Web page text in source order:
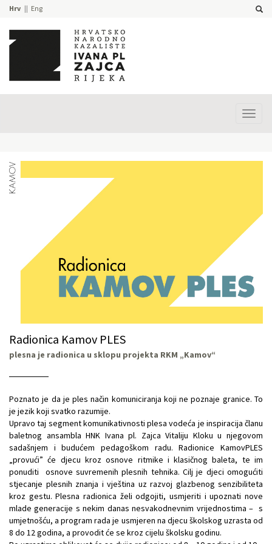
Hrv Eng
Radionica Kamov PLES
plesna je radionica u sklopu projekta RKM „Kamov“
Poznato je da je ples način komuniciranja koji ne poznaje granice. To
je jezik koji svatko razumije.
Upravo taj segment komunikativnosti plesa vodeća je inspiracija članu
baletnog ansambla HNK Ivana pl. Zajca Vitaliju Kloku u njegovom
sadašnjem i budućem pedagoškom radu. Radionice KamovPLES
„provući” će djecu kroz osnove ritmike i klasičnog baleta, te im
ponuditi osnove suvremenih plesnih tehnika. Cilj je djeci omogućiti
stjecanje plesnih znanja i vještina uz razvoj glazbenog senzibiliteta
kroz gestu. Plesna radionica želi odgojiti, usmjeriti i upoznati nove
mlade generacije s nekim danas nesvakodnevnim vrijednostima – s
umjetnošću, a program rada je usmjeren na djecu školskog uzrasta od
8 do 12 godina, a provodit će se kroz cijelu školsku godinu.